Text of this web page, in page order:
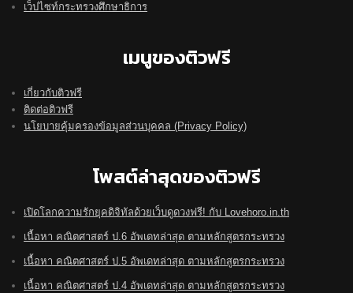
เว็ปไซท์กระทรวงศึกษาธิการ
เมนูของติวฟรี
เกี่ยวกับติวฟรี
ติดต่อติวฟรี
นโยบายคุ้มครองข้อมูลส่วนบุคคล (Privacy Policy)
โพสต์ล่าสุดของติวฟรี
เปิดโลกความรักยุคดิจิทัลด้วยเว็บดูดวงฟรี! กับ Lovehoro.in.th
เนื้อหา คณิตศาสตร์ ป.6 อัพเดทล่าสุด ตามหลักสูตรกระทรวง
เนื้อหา คณิตศาสตร์ ป.5 อัพเดทล่าสุด ตามหลักสูตรกระทรวง
เนื้อหา คณิตศาสตร์ ป.4 อัพเดทล่าสุด ตามหลักสูตรกระทรวง